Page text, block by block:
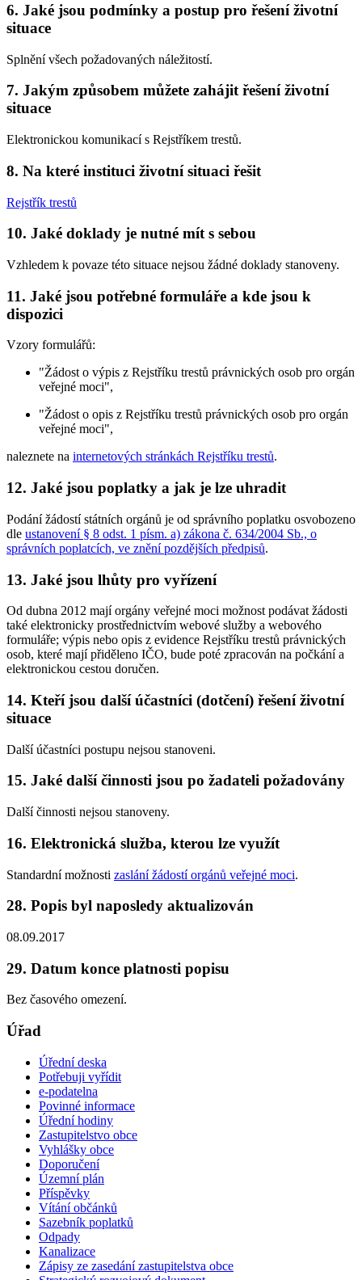
6. Jaké jsou podmínky a postup pro řešení životní
situace
Splnění všech požadovaných náležitostí.
7. Jakým způsobem můžete zahájit řešení životní
situace
Elektronickou komunikací s Rejstříkem trestů.
8. Na které instituci životní situaci řešit
Rejstřík trestů
10. Jaké doklady je nutné mít s sebou
Vzhledem k povaze této situace nejsou žádné doklady stanoveny.
11. Jaké jsou potřebné formuláře a kde jsou k
dispozici
Vzory formulářů:
"Žádost o výpis z Rejstříku trestů právnických osob pro orgán
veřejné moci",
"Žádost o opis z Rejstříku trestů právnických osob pro orgán
veřejné moci",
naleznete na internetových stránkách Rejstříku trestů.
12. Jaké jsou poplatky a jak je lze uhradit
Podání žádostí státních orgánů je od správního poplatku osvobozeno
dle ustanovení § 8 odst. 1 písm. a) zákona č. 634/2004 Sb., o
správních poplatcích, ve znění pozdějších předpisů.
13. Jaké jsou lhůty pro vyřízení
Od dubna 2012 mají orgány veřejné moci možnost podávat žádosti
také elektronicky prostřednictvím webové služby a webového
formuláře; výpis nebo opis z evidence Rejstříku trestů právnických
osob, které mají přiděleno IČO, bude poté zpracován na počkání a
elektronickou cestou doručen.
14. Kteří jsou další účastníci (dotčení) řešení životní
situace
Další účastníci postupu nejsou stanoveni.
15. Jaké další činnosti jsou po žadateli požadovány
Další činnosti nejsou stanoveny.
16. Elektronická služba, kterou lze využít
Standardní možnosti zaslání žádostí orgánů veřejné moci.
28. Popis byl naposledy aktualizován
08.09.2017
29. Datum konce platnosti popisu
Bez časového omezení.
Úřad
Úřední deska
Potřebuji vyřídit
e-podatelna
Povinné informace
Úřední hodiny
Zastupitelstvo obce
Vyhlášky obce
Doporučení
Územní plán
Příspěvky
Vítání občánků
Sazebník poplatků
Odpady
Kanalizace
Zápisy ze zasedání zastupitelstva obce